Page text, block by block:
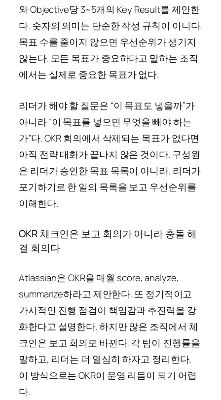
와 Objective당 3~5개의 Key Result를 제안한
다. 숫자의 의미는 단순한 작성 규칙이 아니다.
목표 수를 줄이지 않으면 우선순위가 생기지
않는다. 모든 목표가 중요하다고 말하는 조직
에서는 실제로 중요한 목표가 없다.
리더가 해야 할 질문은 “이 목표도 넣을까”가
아니라 “이 목표를 넣으면 무엇을 빼야 하는
가”다. OKR 회의에서 삭제되는 목표가 없다면
아직 전략 대화가 끝나지 않은 것이다. 구성원
은 리더가 승인한 목표 목록이 아니라, 리더가
포기하기로 한 일의 목록을 보고 우선순위를
이해한다.
OKR 체크인은 보고 회의가 아니라 충돌 해
결 회의다
Atlassian은 OKR을 매월 score, analyze,
summarize하라고 제안한다. 또 정기적이고
가시적인 진행 점검이 책임감과 추진력을 강
화한다고 설명한다. 하지만 많은 조직에서 체
크인은 보고 회의로 바뀐다. 각 팀이 진행률을
말하고, 리더는 더 열심히 하자고 정리한다.
이 방식으로는 OKR이 운영 리듬이 되기 어렵
다.